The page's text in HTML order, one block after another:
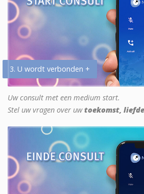
3. U wordt verbonden +
Uw consult met een medium start.
Stel uw vragen over uwtoekomst,